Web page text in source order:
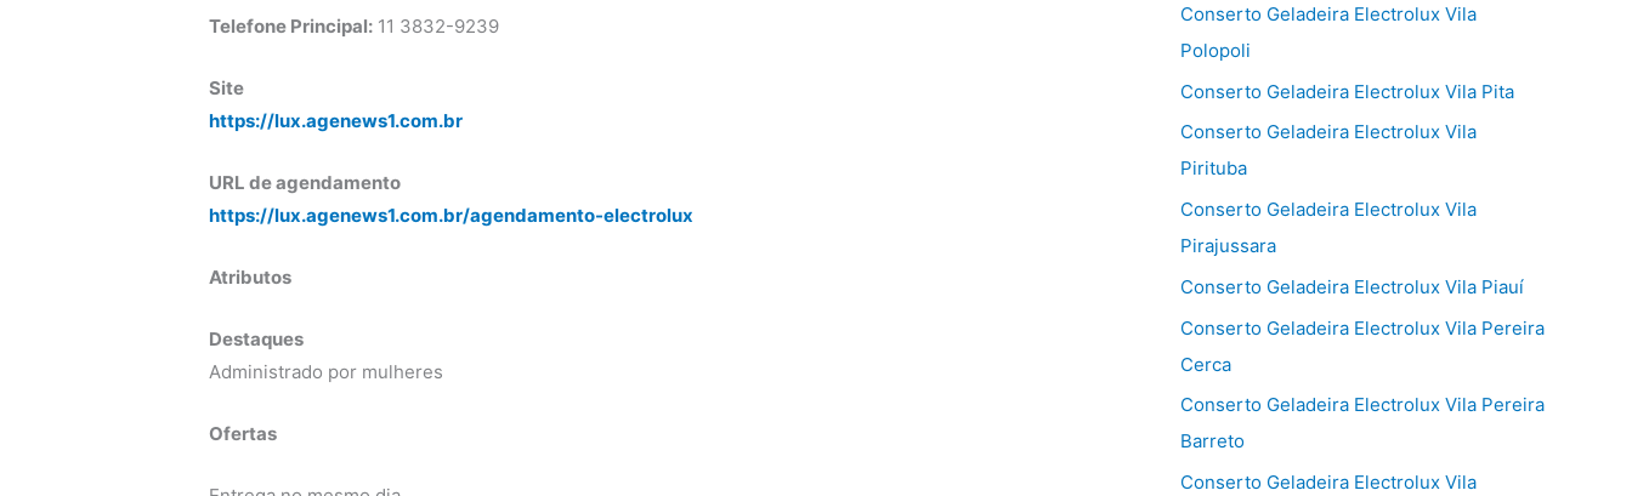
Telefone Principal: 11 3832-9239
Site
https://lux.agenews1.com.br
URL de agendamento
https://lux.agenews1.com.br/agendamento-electrolux
Atributos
Destaques
Administrado por mulheres
Ofertas
Conserto Geladeira Electrolux Vila
Polopoli
Conserto Geladeira Electrolux Vila Pita
Conserto Geladeira Electrolux Vila
Pirituba
Conserto Geladeira Electrolux Vila
Pirajussara
Conserto Geladeira Electrolux Vila Piauí
Conserto Geladeira Electrolux Vila Pereira
Cerca
Conserto Geladeira Electrolux Vila Pereira
Barreto
Conserto Geladeira Electrolux Vila